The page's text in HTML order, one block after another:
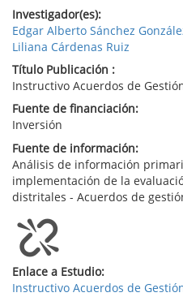
Investigador(es):
Edgar Alberto Sánchez
Liliana Cárdenas Ruiz
Título Publicación :
Instructivo Acuerdos de
Fuente de financiación:
Inversión
Fuente de información:
Análisis de información
implementación de la
distritales - Acuerdos de
Enlace a Estudio:
Instructivo Acuerdos de